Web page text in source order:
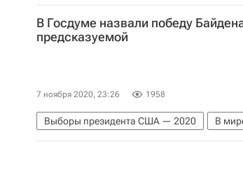
В Госдуме назвали победу
предсказуемой
7 ноября 2020, 23:26 1958
Выборы президента США — 2020 В
Дональд Трамп
Антон Морозов